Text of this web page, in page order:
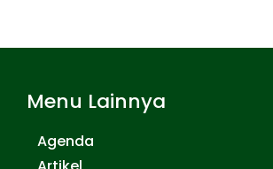
Menu Lainnya
Agenda